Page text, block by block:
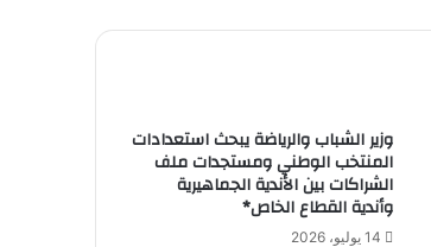
بديوان الوزارة بالعاصمة الإدارية … *وزير
الشباب والرياضة يلتقى ممثلى أكاديمية
شباب المتوسط
وزير الشباب والرياضة يبحث استعدادات
المنتخب الوطني ومستجدات ملف
الشراكات بين الأندية الجماهيرية
وأندية القطاع الخاص*
14 يوليو، 2026